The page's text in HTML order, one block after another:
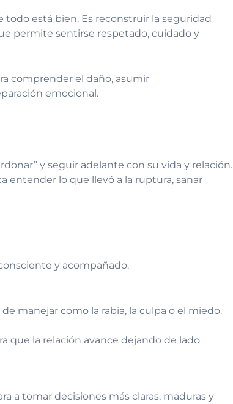
está bien. Es reconstruir la seguridad
permite sentirse respetado, cuidado y
comprender el daño, asumir
emocional.
y seguir adelante con su vida y relación.
entender lo que llevó a la ruptura, sanar
y acompañado.
manejar como la rabia, la culpa o el miedo.
que la relación avance dejando de lado
a tomar decisiones más claras, maduras y